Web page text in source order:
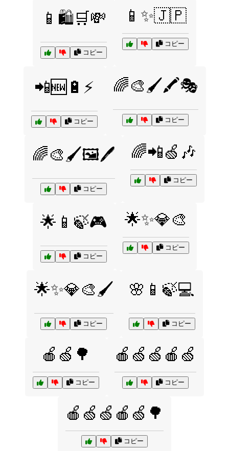
📱🛍️🛒💸
コピー
📱✨🇯🇵
コピー
📲🆕🔋⚡
コピー
🌈🎨🖌️🖍️🎭
コピー
🌈🎨🖌️🖼️🖊️
コピー
🌈📲🍏🎶
コピー
🌟📱🍃🎮
コピー
🌟✨💎🎨
コピー
🌟✨💎🎨🖌️
コピー
🌸📱🍃💻
コピー
🍎🍏🌳
コピー
🍎🍏🍏🍎🍏
コピー
🍎🍏🍏🍎🍏🌳
コピー